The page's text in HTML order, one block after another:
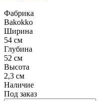
Фабрика
Bakokko
Ширина
54 см
Глубина
52 см
Высота
2,3 см
Наличие
Под заказ